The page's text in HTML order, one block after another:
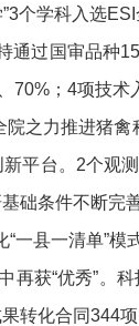
个学科入
通过国审品种
；4项技
院之力推进猪禽
平台。2个
础条件不断完善
“一县一清单”模
获“优秀”。
化合同344